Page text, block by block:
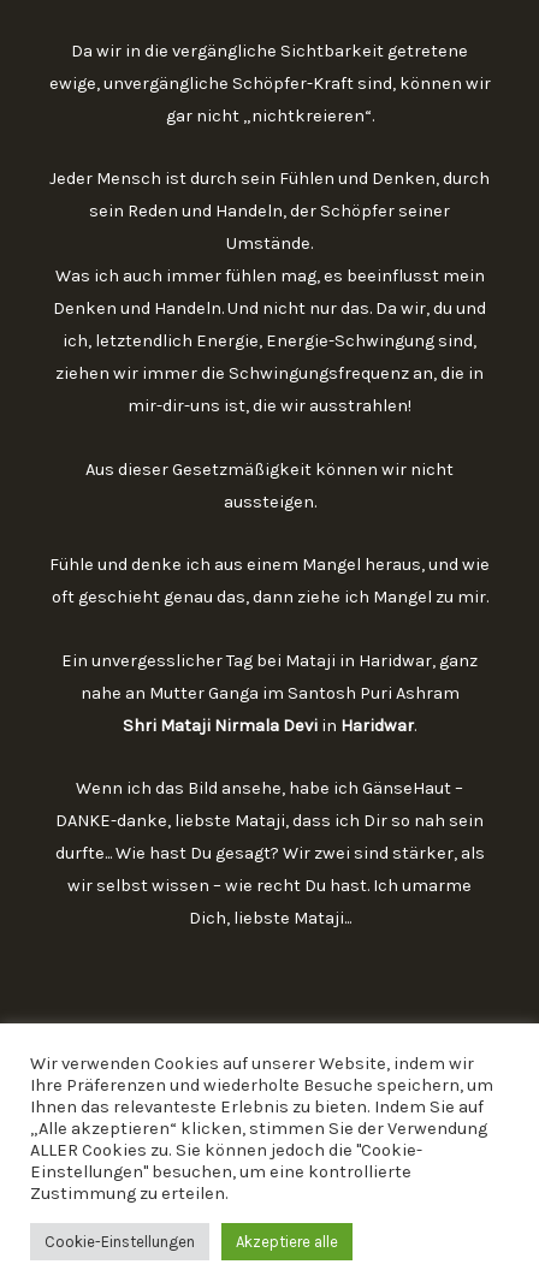
Da wir in die vergängliche Sichtbarkeit getretene
ewige, unvergängliche Schöpfer-Kraft sind, können wir
gar nicht „nichtkreieren“.
Jeder Mensch ist durch sein Fühlen und Denken, durch
sein Reden und Handeln, der Schöpfer seiner
Umstände.
Was ich auch immer fühlen mag, es beeinflusst mein
Denken und Handeln. Und nicht nur das. Da wir, du und
ich, letztendlich Energie, Energie-Schwingung sind,
ziehen wir immer die Schwingungsfrequenz an, die in
mir-dir-uns ist, die wir ausstrahlen!
Aus dieser Gesetzmäßigkeit können wir nicht
aussteigen.
Fühle und denke ich aus einem Mangel heraus, und wie
oft geschieht genau das, dann ziehe ich Mangel zu mir.
Ein unvergesslicher Tag bei Mataji in Haridwar, ganz
nahe an Mutter Ganga im Santosh Puri Ashram
Shri Mataji Nirmala Devi in Haridwar.
Wenn ich das Bild ansehe, habe ich GänseHaut –
DANKE-danke, liebste Mataji, dass ich Dir so nah sein
durfte... Wie hast Du gesagt? Wir zwei sind stärker, als
wir selbst wissen – wie recht Du hast. Ich umarme
Dich, liebste Mataji...
Copyright 2026 Rita Gumpricht
Powered by Kalpataru.de
Wir verwenden Cookies auf unserer Website, indem wir
Ihre Präferenzen und wiederholte Besuche speichern, um
Ihnen das relevanteste Erlebnis zu bieten. Indem Sie auf
„Alle akzeptieren“ klicken, stimmen Sie der Verwendung
ALLER Cookies zu. Sie können jedoch die "Cookie-
Einstellungen" besuchen, um eine kontrollierte
Zustimmung zu erteilen.
Cookie-Einstellungen Akzeptiere alle